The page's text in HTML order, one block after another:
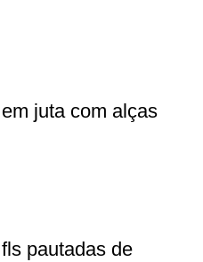
juta com alças
pautadas de